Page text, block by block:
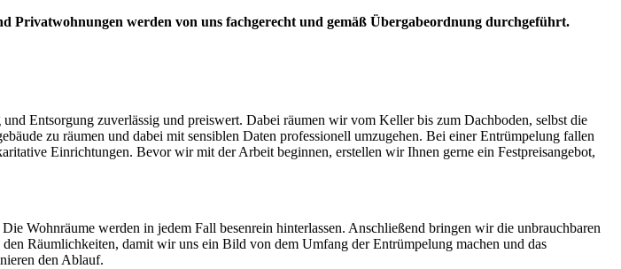
Privatwohnungen werden von uns fachgerecht und gemäß Übergabeordnung durchgeführt.
Entsorgung zuverlässig und preiswert. Dabei räumen wir vom Keller bis zum Dachboden, selbst die
zu räumen und dabei mit sensiblen Daten professionell umzugehen. Bei einer Entrümpelung fallen
Einrichtungen. Bevor wir mit der Arbeit beginnen, erstellen wir Ihnen gerne ein Festpreisangebot,
Wohnräume werden in jedem Fall besenrein hinterlassen. Anschließend bringen wir die unbrauchbaren
Räumlichkeiten, damit wir uns ein Bild von dem Umfang der Entrümpelung machen und das
den Ablauf.